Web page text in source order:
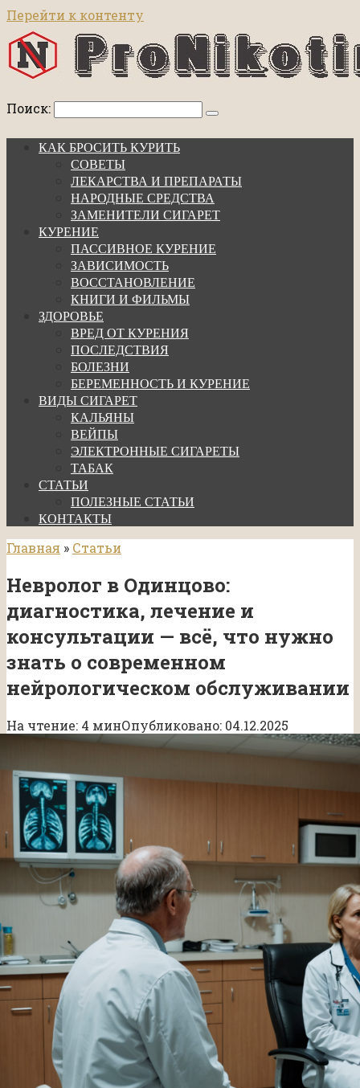
Перейти к контенту
Поиск:
КАК БРОСИТЬ КУРИТЬ
СОВЕТЫ
ЛЕКАРСТВА И ПРЕПАРАТЫ
НАРОДНЫЕ СРЕДСТВА
ЗАМЕНИТЕЛИ СИГАРЕТ
КУРЕНИЕ
ПАССИВНОЕ КУРЕНИЕ
ЗАВИСИМОСТЬ
ВОССТАНОВЛЕНИЕ
КНИГИ И ФИЛЬМЫ
ЗДОРОВЬЕ
ВРЕД ОТ КУРЕНИЯ
ПОСЛЕДСТВИЯ
БОЛЕЗНИ
БЕРЕМЕННОСТЬ И КУРЕНИЕ
ВИДЫ СИГАРЕТ
КАЛЬЯНЫ
ВЕЙПЫ
ЭЛЕКТРОННЫЕ СИГАРЕТЫ
ТАБАК
СТАТЬИ
ПОЛЕЗНЫЕ СТАТЬИ
КОНТАКТЫ
Главная » Статьи
Невролог в Одинцово:
диагностика, лечение и
консультации — всё, что нужно
знать о современном
нейрологическом обслуживании
На чтение: 4 минОпубликовано: 04.12.2025